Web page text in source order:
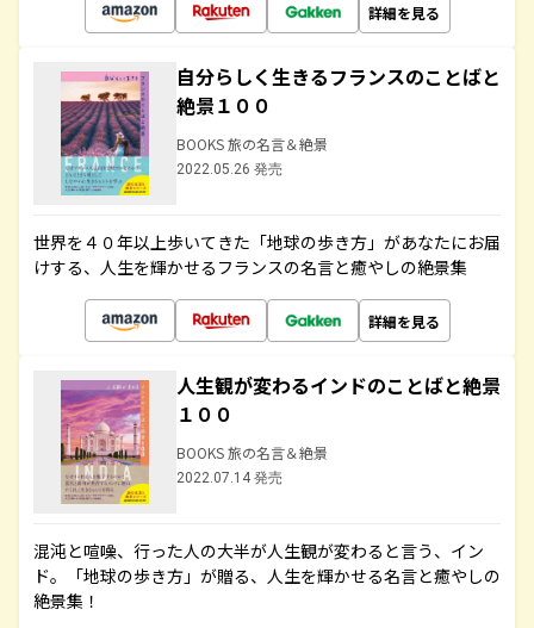
詳細を見る
自分らしく生きるフランスのことばと
絶景１００
BOOKS 旅の名言＆絶景
2022.05.26 発売
世界を４０年以上歩いてきた「地球の歩き方」があなたにお届
けする、人生を輝かせるフランスの名言と癒やしの絶景集
詳細を見る
人生観が変わるインドのことばと絶景
１００
BOOKS 旅の名言＆絶景
2022.07.14 発売
混沌と喧噪、行った人の大半が人生観が変わると言う、イン
ド。「地球の歩き方」が贈る、人生を輝かせる名言と癒やしの
絶景集！